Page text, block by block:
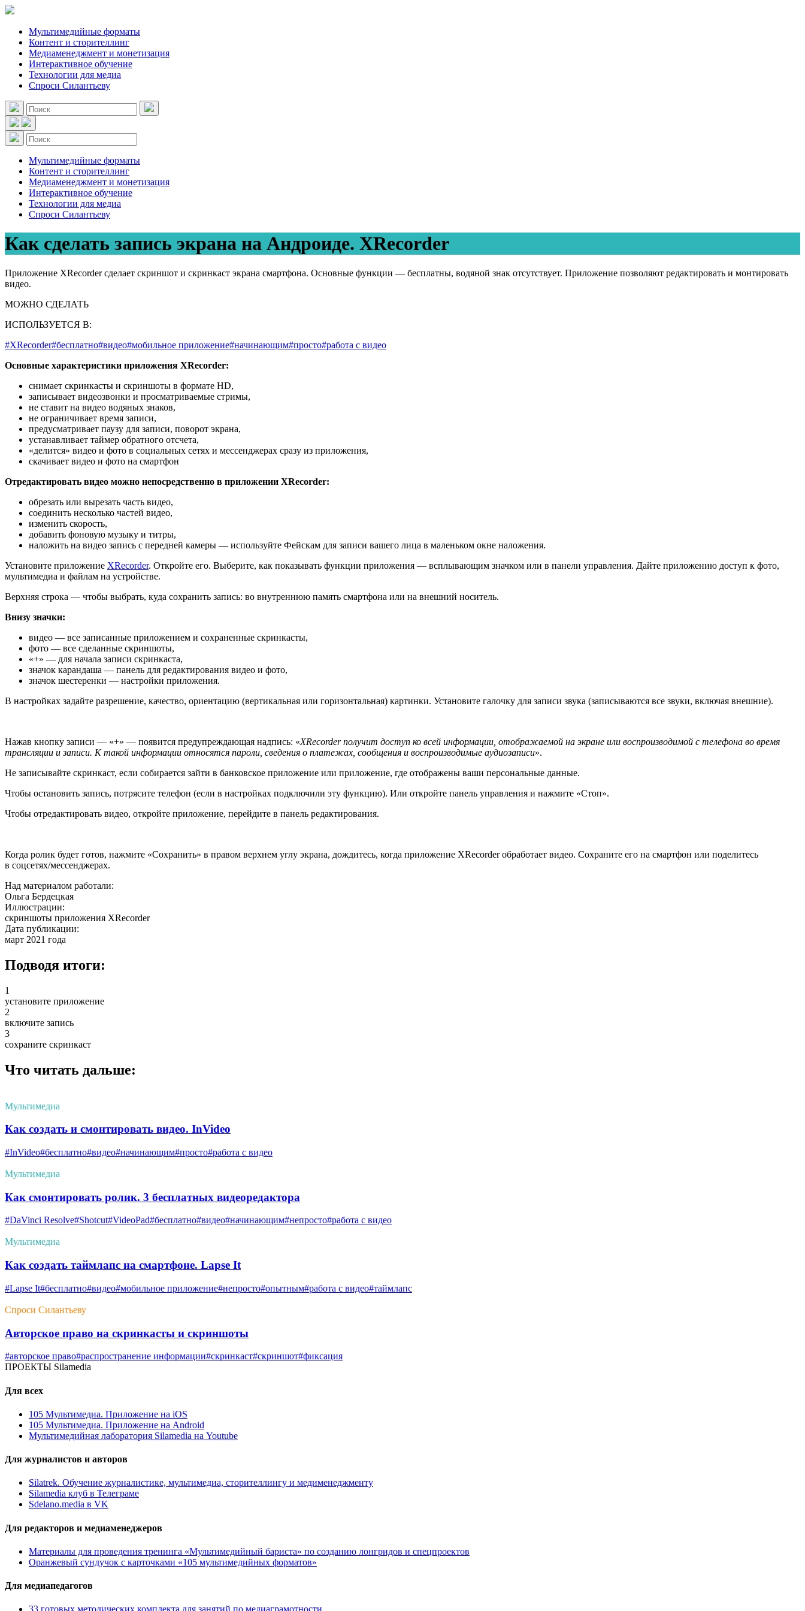
Мультимедийные форматы
Контент и сторителлинг
Медиаменеджмент и монетизация
Интерактивное обучение
Технологии для медиа
Спроси Силантьеву
Мультимедийные форматы
Контент и сторителлинг
Медиаменеджмент и монетизация
Интерактивное обучение
Технологии для медиа
Спроси Силантьеву
Как сделать запись экрана на Андроиде. XRecorder
Приложение XRecorder сделает скриншот и скринкаст экрана смартфона. Основные функции — бесплатны, водяной знак отсутствует. Приложение позволяют редактировать и монтировать
видео.
МОЖНО СДЕЛАТЬ
ИСПОЛЬЗУЕТСЯ В:
#XRecorder#бесплатно#видео#мобильное приложение#начинающим#просто#работа с видео
Основные характеристики приложения XRecorder:
снимает скринкасты и скриншоты в формате HD,
записывает видеозвонки и просматриваемые стримы,
не ставит на видео водяных знаков,
не ограничивает время записи,
предусматривает паузу для записи, поворот экрана,
устанавливает таймер обратного отсчета,
«делится» видео и фото в социальных сетях и мессенджерах сразу из приложения,
скачивает видео и фото на смартфон
Отредактировать видео можно непосредственно в приложении XRecorder:
обрезать или вырезать часть видео,
соединить несколько частей видео,
изменить скорость,
добавить фоновую музыку и титры,
наложить на видео запись с передней камеры — используйте Фейскам для записи вашего лица в маленьком окне наложения.
Установите приложение XRecorder. Откройте его. Выберите, как показывать функции приложения — всплывающим значком или в панели управления. Дайте приложению доступ к фото,
мультимедиа и файлам на устройстве.
Верхняя строка — чтобы выбрать, куда сохранить запись: во внутреннюю память смартфона или на внешний носитель.
Внизу значки:
видео — все записанные приложением и сохраненные скринкасты,
фото — все сделанные скриншоты,
«+» — для начала записи скринкаста,
значок карандаша — панель для редактирования видео и фото,
значок шестеренки — настройки приложения.
В настройках задайте разрешение, качество, ориентацию (вертикальная или горизонтальная) картинки. Установите галочку для записи звука (записываются все звуки, включая внешние).
Нажав кнопку записи — «+» — появится предупреждающая надпись: «XRecorder получит доступ ко всей информации, отображаемой на экране или воспроизводимой с телефона во время
трансляции и записи. К такой информации относятся пароли, сведения о платежах, сообщения и воспроизводимые аудиозаписи».
Не записывайте скринкаст, если собирается зайти в банковское приложение или приложение, где отображены ваши персональные данные.
Чтобы остановить запись, потрясите телефон (если в настройках подключили эту функцию). Или откройте панель управления и нажмите «Стоп».
Чтобы отредактировать видео, откройте приложение, перейдите в панель редактирования.
Когда ролик будет готов, нажмите «Сохранить» в правом верхнем углу экрана, дождитесь, когда приложение XRecorder обработает видео. Сохраните его на смартфон или поделитесь
в соцсетях/мессенджерах.
Над материалом работали:
Ольга Бердецкая
Иллюстрации:
скриншоты приложения XRecorder
Дата публикации:
март 2021 года
Подводя итоги:
1
установите приложение
2
включите запись
3
сохраните скринкаст
Что читать дальше:
Мультимедиа
Как создать и смонтировать видео. InVideo
#InVideo#бесплатно#видео#начинающим#просто#работа с видео
Мультимедиа
Как смонтировать ролик. 3 бесплатных видеоредактора
#DaVinci Resolve#Shotcut#VideoPad#бесплатно#видео#начинающим#непросто#работа с видео
Мультимедиа
Как создать таймлапс на смартфоне. Lapse It
#Lapse It#бесплатно#видео#мобильное приложение#непросто#опытным#работа с видео#таймлапс
Спроси Силантьеву
Авторское право на скринкасты и скриншоты
#авторское право#распространение информации#скринкаст#скриншот#фиксация
ПРОЕКТЫ Silamedia
Для всех
105 Мультимедиа. Приложение на iOS
105 Мультимедиа. Приложение на Android
Мультимедийная лаборатория Silamedia на Youtube
Для журналистов и авторов
Silatrek. Обучение журналистике, мультимедиа, сторителлингу и медименеджменту
Silamedia клуб в Телеграме
Sdelano.media в VK
Для редакторов и медиаменеджеров
Материалы для проведения тренинга «Мультимедийный бариста» по созданию лонгридов и спецпроектов
Оранжевый сундучок с карточками «105 мультимедийных форматов»
Для медиапедагогов